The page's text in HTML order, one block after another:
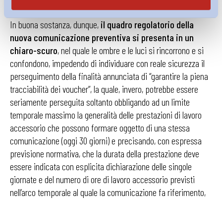
In buona sostanza, dunque, il quadro regolatorio della
nuova comunicazione preventiva si presenta in un
chiaro-scuro, nel quale le ombre e le luci si rincorrono e si
confondono, impedendo di individuare con reale sicurezza il
perseguimento della finalità annunciata di “garantire la piena
tracciabilità dei voucher”, la quale, invero, potrebbe essere
seriamente perseguita soltanto obbligando ad un limite
temporale massimo la generalità delle prestazioni di lavoro
accessorio che possono formare oggetto di una stessa
comunicazione (oggi 30 giorni) e precisando, con espressa
previsione normativa, che la durata della prestazione deve
essere indicata con esplicita dichiarazione delle singole
giornate e del numero di ore di lavoro accessorio previsti
nell’arco temporale al quale la comunicazione fa riferimento,